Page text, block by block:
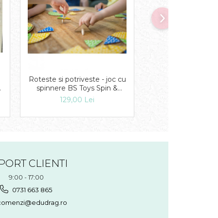
Roteste si potriveste - joc cu
spinnere BS Toys Spin &
Match
129,00 Lei
CLIENTI
9:00 - 17:00
0731 663 865